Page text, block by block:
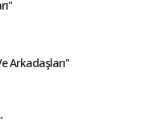
Arkadaşları"